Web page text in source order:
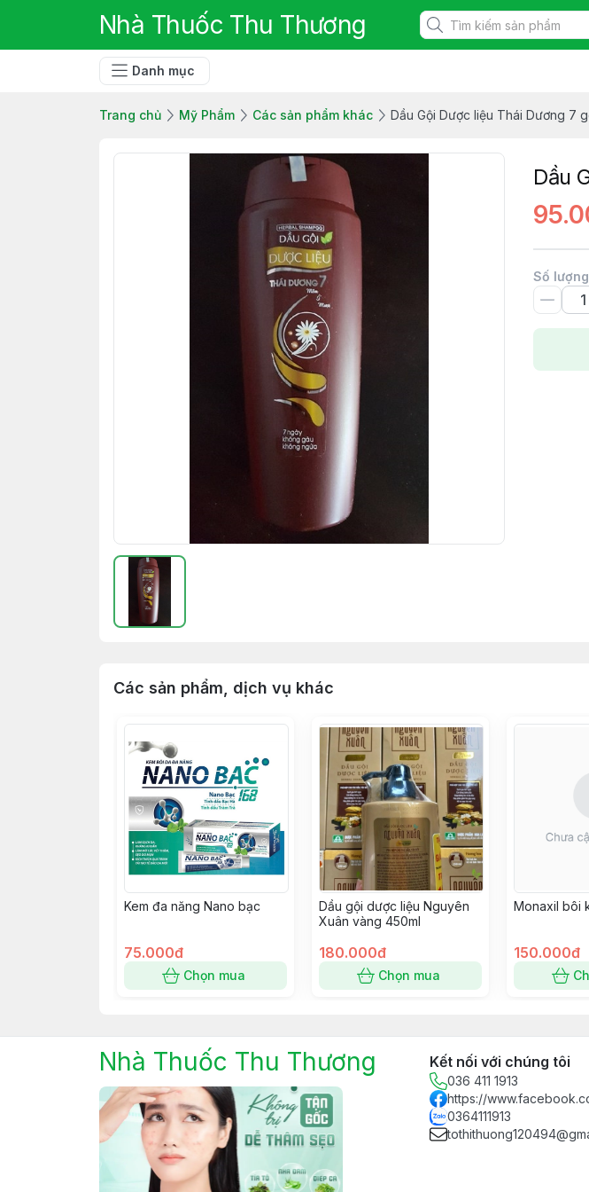
Nhà Thuốc Thu Thương
Danh mục
Trang chủ Mỹ Phẩm Các sản phẩm khác Dầu Gội Dược liệu Thái Dương 7
Dầu
Số lượng
Các sản phẩm, dịch vụ khác
Kem đa năng Nano bạc
75.000đ
Chọn mua
Dầu gội dược liệu Nguyên
Xuân vàng 450ml
180.000đ
Chọn mua
Monaxil bôi
150.000đ
Nhà Thuốc Thu Thương Kết nối với chúng tôi
036 411 1913
https://
0364111913